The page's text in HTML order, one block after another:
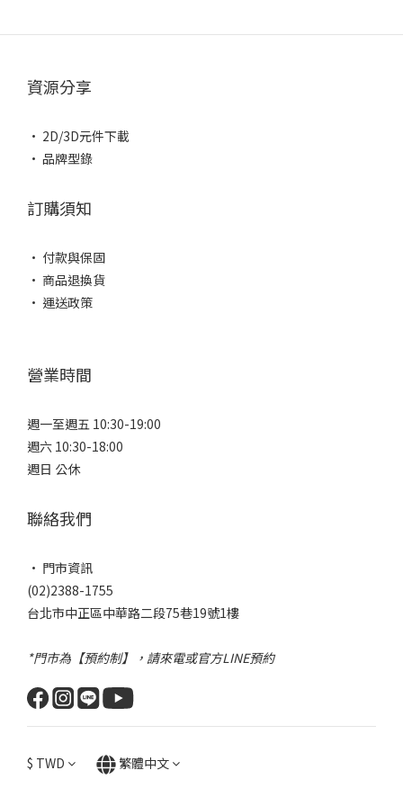
資源分享
• 2D/3D元件下載
• 品牌型錄
訂購須知
• 付款與保固
• 商品退換貨
• 運送政策
營業時間
週一至週五 10:30-19:00
週六 10:30-18:00
週日 公休
聯絡我們
• 門市資訊
(02)2388-1755
台北市中正區中華路二段75巷19號1樓
*門市為【預約制】，請來電或官方LINE預約
$ TWD 繁體中文